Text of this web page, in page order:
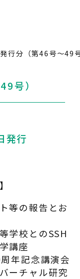
行分（第46号～49
号）
発行
等の報告とお
学校とのSSH
講座
年記念講演会
ーチャル研究